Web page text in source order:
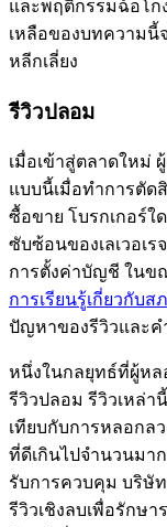
และพฤติกรรมฉ้อโก
เหลือของบทความนี้
หลีกเลี่ยง
รีวิวปลอม
เมื่อเข้าสู่ตลาดใหม่
แบบนี้เมื่อทำการตัด
ซื้อขาย โบรกเกอร์
ซับซ้อนของเลเวอเร
การตั้งค่าบัญชี ในข
การเรียนรู้เกี่ยวกับ
ปัญหาของรีวิวและค
หนึ่งในกลยุทธ์ที่ผู้หล
รีวิวปลอม รีวิวเหล่า
เทียบกับการหลอกล
ที่ดีเกินไปจำนวนมา
รับการควบคุม บริษั
รีวิวเชิงลบเพื่อรักษ